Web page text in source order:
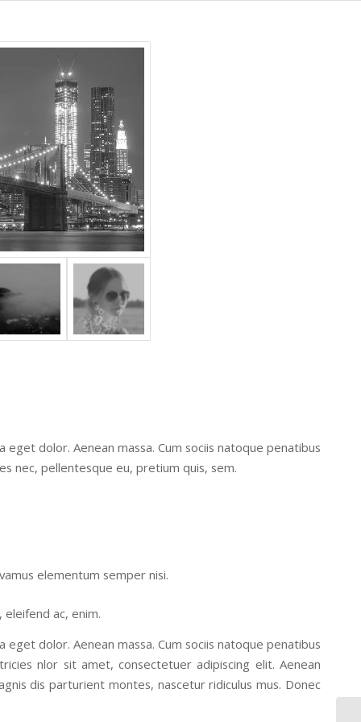
dolor. Aenean massa. Cum sociis natoque penatibus
nec, pellentesque eu, pretium quis, sem.
elementum semper nisi.
ac, enim.
dolor. Aenean massa. Cum sociis natoque penatibus
nlor sit amet, consectetuer adipiscing elit. Aenean
dis parturient montes, nascetur ridiculus mus. Donec